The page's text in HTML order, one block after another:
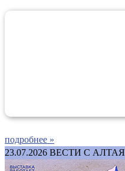
подробнее »
23.07.2026 ВЕСТИ С АЛТАЯ